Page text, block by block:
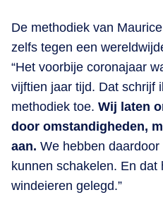
De methodiek van
zelfs tegen een
“Het voorbije coronajaar
vijftien jaar tijd. Dat schrijf
methodiek toe. Wij laten
door omstandigheden,
aan. We hebben
kunnen schakelen. En dat
windeieren gelegd.”